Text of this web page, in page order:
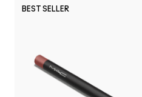
BEST SELLER